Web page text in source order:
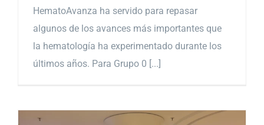
HematoAvanza ha servido para repasar
algunos de los avances más importantes que
la hematología ha experimentado durante los
últimos años. Para Grupo 0 [...]